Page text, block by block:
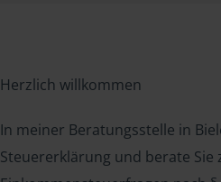
Herzlich willkommen
In meiner Beratungsstelle in
Steuererklärung und berate Sie